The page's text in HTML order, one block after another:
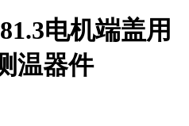
电机端盖用
温器件